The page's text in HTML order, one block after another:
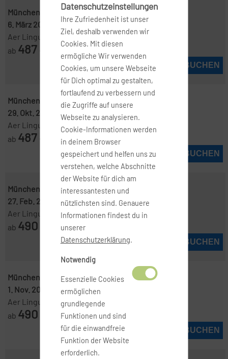
München ( MUC )-New York ( JFK )
6. März 2027
12. März 2027
Aer Lingus Web
ab 487
JETZT BUCHEN
München ( MUC )
New York ( JFK )
29. Okt. 2026
6. Nov. 2026
Aer Lingus Web
ab 487
JETZT BUCHEN
München ( MUC )-New York ( JFK )
27. Feb. 2027
6. März 2027
Aer Lingus Web
ab 490
JETZT BUCHEN
München ( MUC )-New York ( JFK )
1. Nov. 2026
7. Nov. 2026
Aer Lingus Web
ab 490
JETZT BUCHEN
Datenschutzeinstellungen
Ihre Zufriedenheit ist unser
Ziel, deshalb verwenden wir
Cookies. Mit diesen
ermögliche Wir verwenden
Cookies, um unsere Webseite
für Dich optimal zu gestalten,
fortlaufend zu verbessern und
die Zugriffe auf unsere
Webseite zu analysieren.
Cookie-Informationen werden
in deinem Browser
gespeichert und helfen uns zu
verstehen, welche Abschnitte
der Website für dich am
interessantesten und
nützlichsten sind. Genauere
Informationen findest du in
unserer
Datenschutzerklärung.
Notwendig
Essenzielle Cookies
ermöglichen
grundlegende
Funktionen und sind
für die einwandfreie
Funktion der Website
erforderlich.